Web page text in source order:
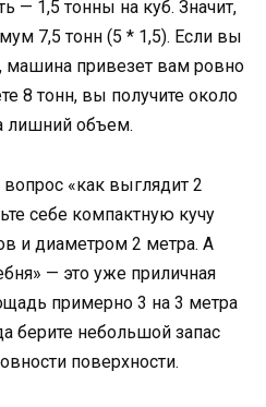
— 1,5 тонны на куб. Значит,
7,5 тонн (5 * 1,5). Если вы
машина привезет вам ровно
8 тонн, вы получите около
лишний объем.
вопрос «как выглядит 2
себе компактную кучу
и диаметром 2 метра. А
— это уже приличная
примерно 3 на 3 метра
берите небольшой запас
поверхности.